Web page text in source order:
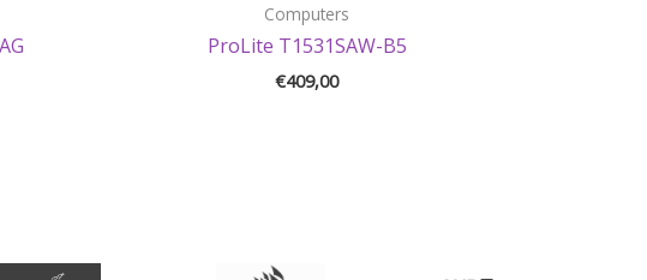
Computers
ProLite T1531SAW-B5
€409,00